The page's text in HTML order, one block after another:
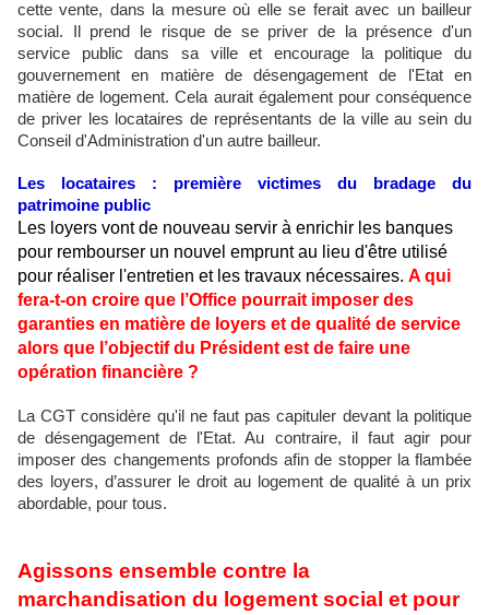
cette vente, dans la mesure où elle se ferait avec un bailleur
social. Il prend le risque de se priver de la présence d'un
service public dans sa ville et encourage la politique du
gouvernement en matière de désengagement de l'Etat en
matière de logement. Cela aurait également pour conséquence
de priver les locataires de représentants de la ville au sein du
Conseil d'Administration d'un autre bailleur.
Les locataires : première victimes du bradage du
patrimoine public
Les loyers vont de nouveau servir à enrichir les banques
pour rembourser un nouvel emprunt au lieu d'être utilisé
pour réaliser l'entretien et les travaux nécessaires. A qui
fera-t-on croire que l’Office pourrait imposer des
garanties en matière de loyers et de qualité de service
alors que l’objectif du Président est de faire une
opération financière ?
La CGT considère qu'il ne faut pas capituler devant la politique
de désengagement de l'Etat. Au contraire, il faut agir pour
imposer des changements profonds afin de stopper la flambée
des loyers, d’assurer le droit au logement de qualité à un prix
abordable, pour tous.
Agissons ensemble contre la
marchandisation du logement social et pour